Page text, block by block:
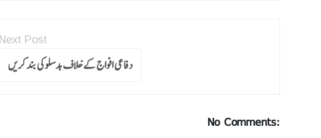
Next Post
دفاعی افواج کے خلاف بدسلوکی بند کریں
No Comments: